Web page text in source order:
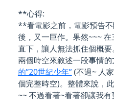
**心得:
**看電影之前，電影預告
後，又一巨作。果然~~~
直下，讓人無法抓住個概
兩個時空來敘述一段事情
的”20世紀少年”(不過~ 人
個完整時空)。整體來說，
~~ 不過看著~看著卻讓我